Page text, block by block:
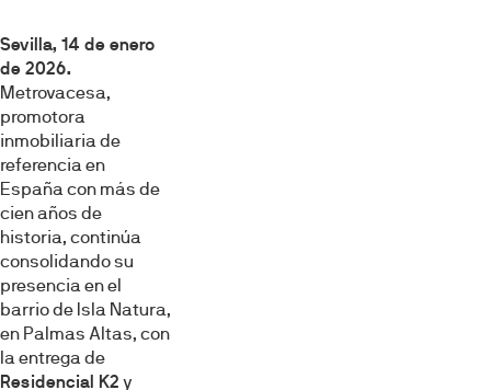
Sevilla, 14 de enero
de 2026.
Metrovacesa,
promotora
inmobiliaria de
referencia en
España con más de
cien años de
historia, continúa
consolidando su
presencia en el
barrio de Isla Natura,
en Palmas Altas, con
la entrega de
Residencial K2 y